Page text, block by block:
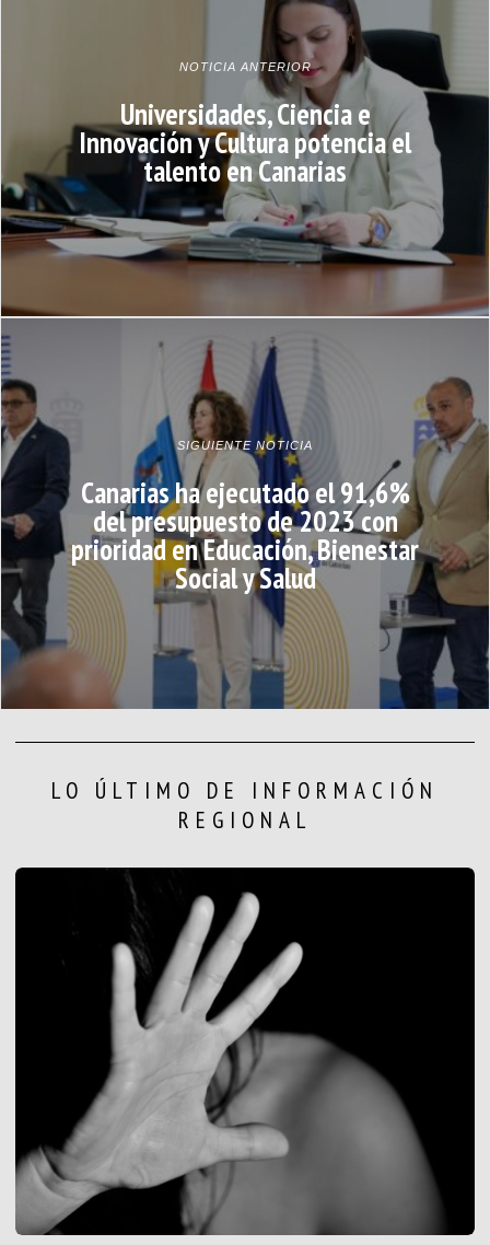
NOTICIA ANTERIOR
Universidades, Ciencia e
Innovación y Cultura potencia el
talento en Canarias
SIGUIENTE NOTICIA
Canarias ha ejecutado el 91,6%
del presupuesto de 2023 con
prioridad en Educación, Bienestar
Social y Salud
LO ÚLTIMO DE INFORMACIÓN
REGIONAL